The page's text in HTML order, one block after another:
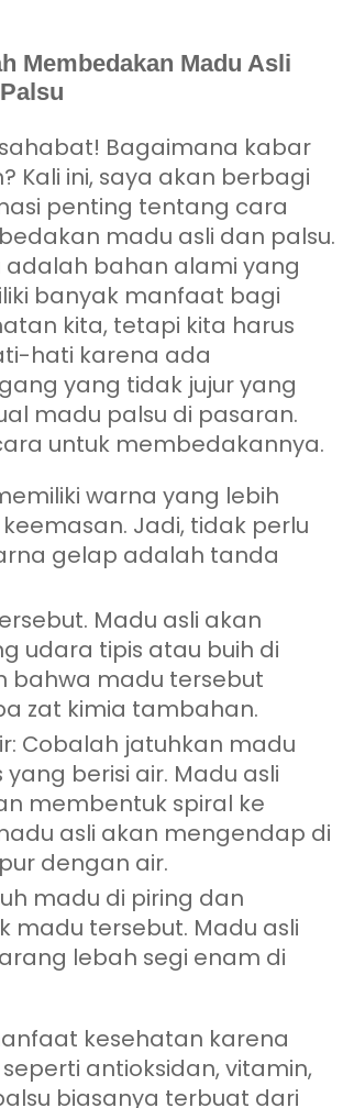
Membedakan Madu Asli
Bagaimana kabar
Kali ini, saya akan berbagi
penting tentang cara
madu asli dan palsu.
adalah bahan alami yang
banyak manfaat bagi
kita, tetapi kita harus
hati karena ada
yang tidak jujur yang
madu palsu di pasaran.
untuk membedakannya.
warna yang lebih
Jadi, tidak perlu
gelap adalah tanda
Madu asli akan
udara tipis atau buih di
bahwa madu tersebut
zat kimia tambahan.
Cobalah jatuhkan madu
berisi air. Madu asli
membentuk spiral ke
asli akan mengendap di
dengan air.
madu di piring dan
madu tersebut. Madu asli
lebah segi enam di
kesehatan karena
antioksidan, vitamin,
biasanya terbuat dari